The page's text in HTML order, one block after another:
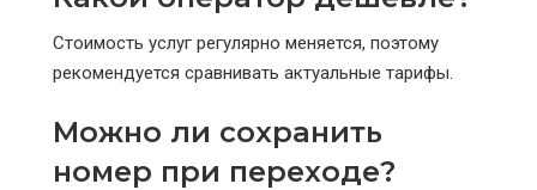
Стоимость услуг регулярно меняется, поэтому
рекомендуется сравнивать актуальные тарифы.
Можно ли сохранить
номер при переходе?